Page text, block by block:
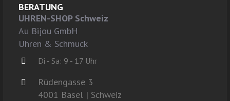
BERATUNG
UHREN-SHOP Schweiz
Au Bijou GmbH
Uhren & Schmuck
Di - Sa: 9 - 17 Uhr
Rüdengasse 3
4001 Basel | Schweiz